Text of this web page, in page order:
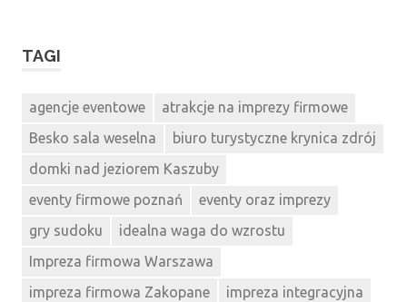
TAGI
agencje eventowe
atrakcje na imprezy firmowe
Besko sala weselna
biuro turystyczne krynica zdrój
domki nad jeziorem Kaszuby
eventy firmowe poznań
eventy oraz imprezy
gry sudoku
idealna waga do wzrostu
Impreza firmowa Warszawa
impreza firmowa Zakopane
impreza integracyjna